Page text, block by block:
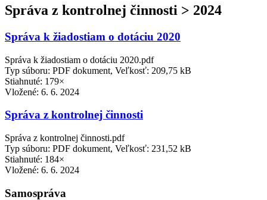
Správa z kontrolnej činnosti > 2024
Správa k žiadostiam o dotáciu 2020
Správa k žiadostiam o dotáciu 2020.pdf
Typ súboru: PDF dokument, Veľkosť: 209,75 kB
Stiahnuté: 179×
Vložené: 6. 6. 2024
Správa z kontrolnej činnosti
Správa z kontrolnej činnosti.pdf
Typ súboru: PDF dokument, Veľkosť: 231,52 kB
Stiahnuté: 184×
Vložené: 6. 6. 2024
Samospráva